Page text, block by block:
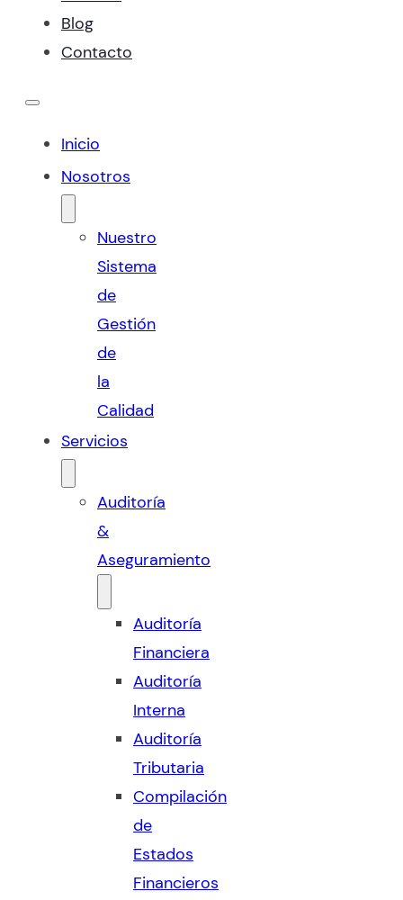
Blog
Contacto
Inicio
Nosotros
Nuestro
Sistema
de
Gestión
de
la
Calidad
Servicios
Auditoría
&
Aseguramiento
Auditoría
Financiera
Auditoría
Interna
Auditoría
Tributaria
Compilación
de
Estados
Financieros